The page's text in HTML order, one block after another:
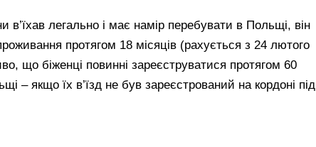
в’їхав легально і має намір перебувати в Польщі, він
протягом 18 місяців (рахується з 24 лютого
що біженці повинні зареєструватися протягом 60
– якщо їх в’їзд не був зареєстрований на кордоні під